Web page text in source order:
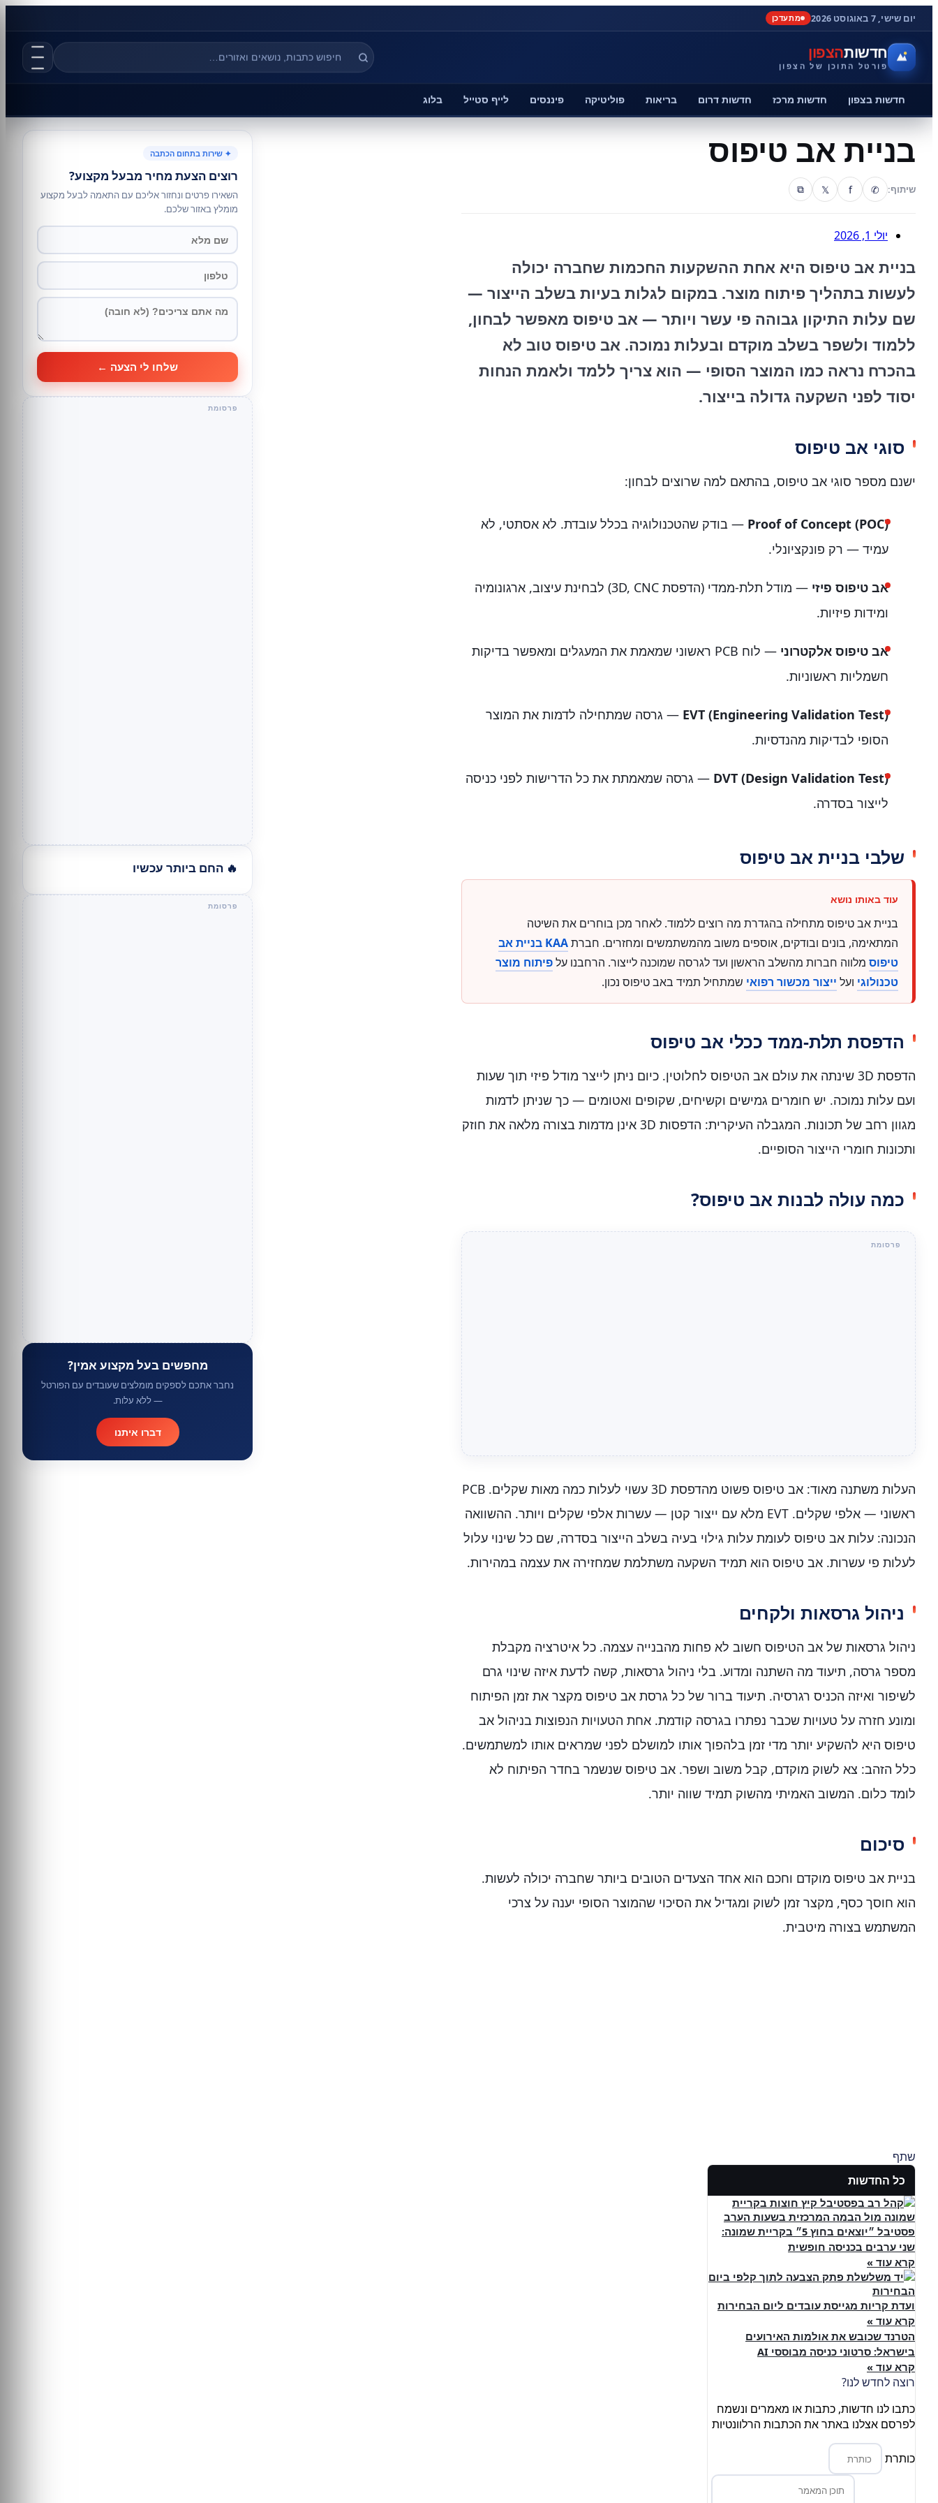
יום שישי, 7 באוגוסט 2026 מתעדכן
חדשותהצפון
פורטל התוכן של הצפון
חדשות בצפון חדשות מרכז חדשות דרום בריאות פוליטיקה פיננסים לייף סטייל בלוג
בניית אב טיפוס
שיתוף: ✆
f
𝕏
⧉
יולי 1, 2026
בניית אב טיפוס היא אחת ההשקעות החכמות שחברה יכולה
לעשות בתהליך פיתוח מוצר. במקום לגלות בעיות בשלב הייצור —
שם עלות התיקון גבוהה פי עשר ויותר — אב טיפוס מאפשר לבחון,
ללמוד ולשפר בשלב מוקדם ובעלות נמוכה. אב טיפוס טוב לא
בהכרח נראה כמו המוצר הסופי — הוא צריך ללמד ולאמת הנחות
יסוד לפני השקעה גדולה בייצור.
סוגי אב טיפוס
ישנם מספר סוגי אב טיפוס, בהתאם למה שרוצים לבחון:
Proof of Concept (POC) — בודק שהטכנולוגיה בכלל עובדת. לא אסתטי, לא
עמיד — רק פונקציונלי.
אב טיפוס פיזי
— מודל תלת-ממדי (הדפסת 3D, CNC) לבחינת עיצוב, ארגונומיה
ומידות פיזיות.
אב טיפוס אלקטרוני
— לוח PCB ראשוני שמאמת את המעגלים ומאפשר בדיקות
חשמליות ראשוניות.
EVT (Engineering Validation Test) — גרסה שמתחילה לדמות את המוצר
הסופי לבדיקות מהנדסיות.
DVT (Design Validation Test) — גרסה שמאמתת את כל הדרישות לפני כניסה
לייצור בסדרה.
שלבי בניית אב טיפוס
בניית אב טיפוס מתחילה בהגדרת מה רוצים ללמוד. לאחר מכן בוחרים את השיטה
המתאימה, בונים ובודקים, אוספים משוב מהמשתמשים ומחזרים. חברת
KAA בניית אב
טיפוס מלווה חברות מהשלב הראשון ועד לגרסה שמוכנה לייצור. הרחבנו עלפיתוח מוצר
טכנולוגי ועל ייצור מכשור רפואי שמתחיל תמיד באב טיפוס נכון.
הדפסת תלת-ממד ככלי אב טיפוס
הדפסת 3D שינתה את עולם אב הטיפוס לחלוטין. כיום ניתן לייצר מודל פיזי תוך שעות
ועם עלות נמוכה. יש חומרים גמישים וקשיחים, שקופים ואטומים — כך שניתן לדמות
מגוון רחב של תכונות. המגבלה העיקרית: הדפסות 3D אינן מדמות בצורה מלאה את חוזק
ותכונות חומרי הייצור הסופיים.
כמה עולה לבנות אב טיפוס?
העלות משתנה מאוד: אב טיפוס פשוט מהדפסת 3D עשוי לעלות כמה מאות שקלים. PCB
ראשוני — אלפי שקלים. EVT מלא עם ייצור קטן — עשרות אלפי שקלים ויותר. ההשוואה
הנכונה: עלות אב טיפוס לעומת עלות גילוי בעיה בשלב הייצור בסדרה, שם כל שינוי עלול
לעלות פי עשרות. אב טיפוס הוא תמיד השקעה משתלמת שמחזירה את עצמה במהירות.
ניהול גרסאות ולקחים
ניהול גרסאות של אב הטיפוס חשוב לא פחות מהבנייה עצמה. כל איטרציה מקבלת
מספר גרסה, תיעוד מה השתנה ומדוע. בלי ניהול גרסאות, קשה לדעת איזה שינוי גרם
לשיפור ואיזה הכניס רגרסיה. תיעוד ברור של כל גרסת אב טיפוס מקצר את זמן הפיתוח
ומונע חזרה על טעויות שכבר נפתרו בגרסה קודמת. אחת הטעויות הנפוצות בניהול אב
טיפוס היא להשקיע יותר מדי זמן בלהפוך אותו למושלם לפני שמראים אותו למשתמשים.
כלל הזהב: צא לשוק מוקדם, קבל משוב ושפר. אב טיפוס שנשמר בחדר הפיתוח לא
לומד כלום. המשוב האמיתי מהשוק תמיד שווה יותר.
סיכום
בניית אב טיפוס מוקדם וחכם הוא אחד הצעדים הטובים ביותר שחברה יכולה לעשות.
הוא חוסך כסף, מקצר זמן לשוק ומגדיל את הסיכוי שהמוצר הסופי יענה על צרכי
המשתמש בצורה מיטבית.
שתף
כל החדשות
פסטיבל ״יוצאים בחוץ 5״ בקריית שמונה:
שני ערבים בכניסה חופשית
קרא עוד »
ועדת קריות מגייסת עובדים ליום הבחירות
קרא עוד »
הטרנד שכובש את אולמות האירועים
בישראל: סרטוני כניסה מבוססי AI
קרא עוד »
רוצה לחדש לנו?
כתבו לנו חדשות, כתבות או מאמרים ונשמח
לפרסם אצלנו באתר את הכתבות הרלוונטיות
כותרת
✦ שירות בתחום הכתבה
רוצים הצעת מחיר מבעל מקצוע?
השאירו פרטים ונחזור אליכם עם התאמה לבעל מקצוע
מומלץ באזור שלכם.
שלחו לי הצעה ←
🔥 החם ביותר עכשיו
מחפשים בעל מקצוע אמין?
נחבר אתכם לספקים מומלצים שעובדים עם הפורטל
— ללא עלות.
דברו איתנו